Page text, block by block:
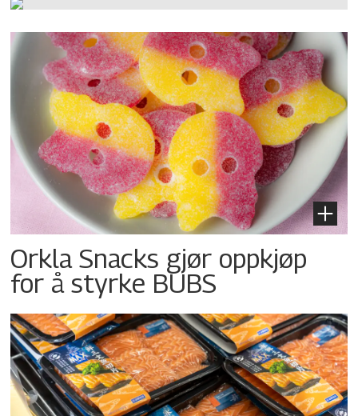
Orkla Snacks gjør oppkjøp
for å styrke BUBS